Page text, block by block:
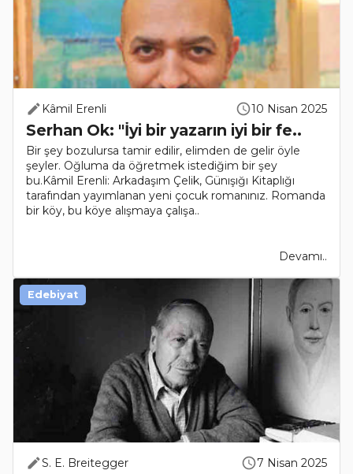
Kâmil Erenli 10 Nisan 2025
Serhan Ok: "İyi bir yazarın iyi bir fe..
Bir şey bozulursa tamir edilir, elimden de gelir öyle
şeyler. Oğluma da öğretmek istediğim bir şey
bu.Kâmil Erenli: Arkadaşım Çelik, Günışığı Kitaplığı
tarafından yayımlanan yeni çocuk romanınız. Romanda
bir köy, bu köye alışmaya çalışa..
Devamı..
S. E. Breitegger 7 Nisan 2025
Edebiyat